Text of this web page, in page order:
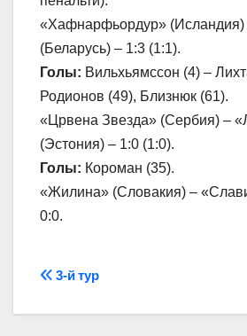
«Хафнарфьордур»
(Беларусь) – 1:3 (1:1).
Голы: Вильхьямссон (4) –
Родионов (49), Близнюк (61).
«Црвена Звезда» (Сербия) –
(Эстония) – 1:0 (1:0).
Голы: Короман (35).
«Жилина» (Словакия) –
0:0.
Навігація
записів
3-й тур